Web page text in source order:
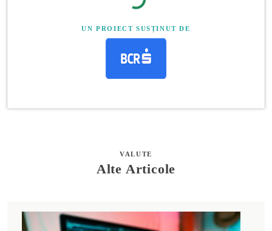
UN PROIECT SUSȚINUT DE
VALUTE
Alte Articole